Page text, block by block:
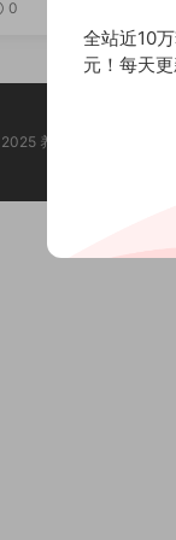
0
养眼集 版权声明:本
全站近10
元！每天